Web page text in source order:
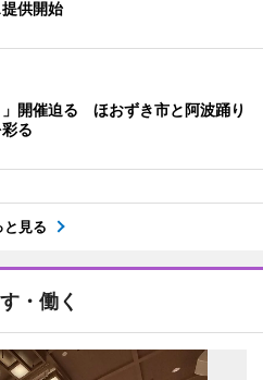
供開始
」開催迫る ほおずき市と阿波踊り
る
と見る
・働く